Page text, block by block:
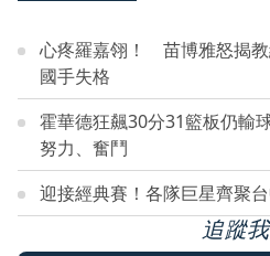
心疼羅嘉翎！ 苗博雅怒揭
國手失格
霍華德狂飆30分31籃板仍
努力、奮鬥
迎接經典賽！各隊巨星齊聚
追蹤